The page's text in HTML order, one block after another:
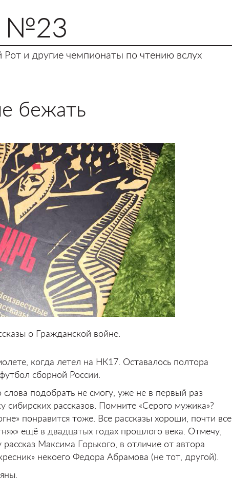
№23
и другие чемпионаты по чтению вслух
бежать
о Гражданской войне.
когда летел на НК17. Оставалось полтора
сборной России.
подобрать не смогу, уже не в первый раз
сибирских рассказов. Помните «Серого мужика»?
понравится тоже. Все рассказы хороши, почти все
ещё в двадцатых годах прошлого века. Отмечу,
Максима Горького, в отличие от автора
некоего Федора Абрамова (не тот, другой).